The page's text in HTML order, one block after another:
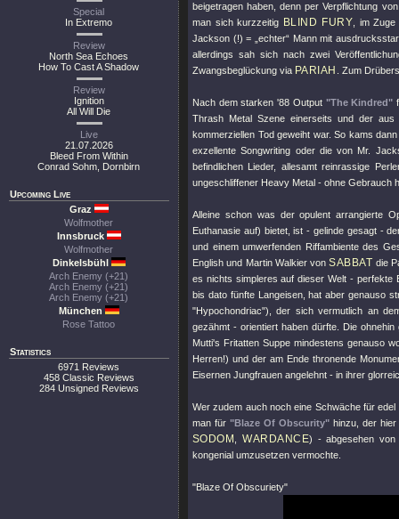
Special
In Extremo
Review
North Sea Echoes
How To Cast A Shadow
Review
Ignition
All Will Die
Live
21.07.2026
Bleed From Within
Conrad Sohm, Dornbirn
Upcoming Live
Graz
Wolfmother
Innsbruck
Wolfmother
Dinkelsbühl
Arch Enemy (+21)
Arch Enemy (+21)
Arch Enemy (+21)
München
Rose Tattoo
Statistics
6971 Reviews
458 Classic Reviews
284 Unsigned Reviews
beigetragen haben, denn per Verpflichtung
man sich kurzzeitig BLIND FURY , im
Jackson (!) = „echter“ Mann mit
allerdings sah sich nach zwei
Zwangsbeglückung via PARIAH . Zum
Nach dem starken '88 Output "The Kindred"
Thrash Metal Szene einerseits und der
kommerziellen Tod geweiht war. So kams
exzellente Songwriting oder die von Mr.
befindlichen Lieder, allesamt reinrassige
ungeschliffener Heavy Metal - ohne Gebrauch
Alleine schon was der opulent arrangierte
Euthanasie auf) bietet, ist - gelinde gesagt -
und einem umwerfenden Riffambiente des
English und Martin Walkier vonSABBAT die
es nichts simpleres auf dieser Welt - perfekte
bis dato fünfte Langeisen, hat aber genauso
"Hypochondriac"), der sich vermutlich an
gezähmt - orientiert haben dürfte. Die
Mutti's Fritatten Suppe mindestens genauso
Herren!) und der am Ende thronende
Eisernen Jungfrauen angelehnt - in ihrer
Wer zudem auch noch eine Schwäche für
man für"Blaze Of Obscurity" hinzu, der
SODOM ,WARDANCE) - abgesehen von
kongenial umzusetzen vermochte.
"Blaze Of Obscuriety"